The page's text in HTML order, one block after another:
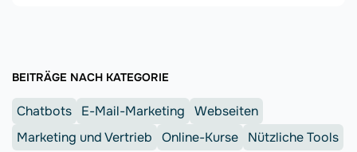
BEITRÄGE NACH KATEGORIE
Chatbots E-Mail-Marketing
Webseiten
Marketing und Vertrieb
Online-Kurse Nützliche Tools